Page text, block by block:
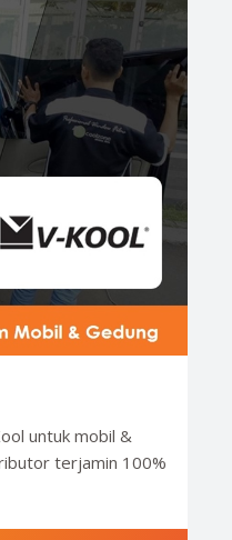
untuk mobil &
terjamin 100%